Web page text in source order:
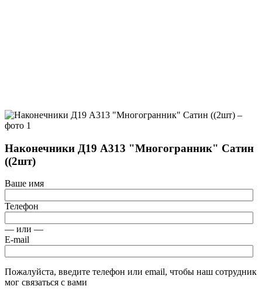
Наконечники Д19 А313 "Многогранник" Сатин
((2шт)
Ваше имя
Телефон
— или —
E-mail
Пожалуйста, введите телефон или email, чтобы наш сотрудник
мог связаться с вами